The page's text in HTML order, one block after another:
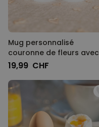
Mug personnalisé
couronne de fleurs avec
photo et texte
19,99 CHF